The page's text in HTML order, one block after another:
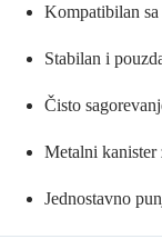
Kompatibilan
Stabilan i
Čisto
Metalni kanister
Jednostavno